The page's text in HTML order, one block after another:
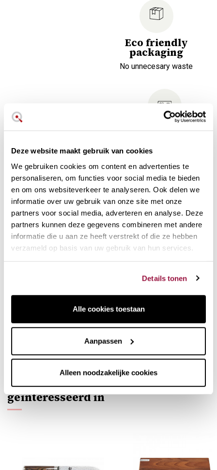
Deze website maakt gebruik van cookies
We gebruiken cookies om content en advertenties te
personaliseren, om functies voor social media te bieden
en om ons websiteverkeer te analyseren. Ook delen we
informatie over uw gebruik van onze site met onze
partners voor social media, adverteren en analyse. Deze
partners kunnen deze gegevens combineren met andere
informatie die u aan ze heeft verstrekt of die ze hebben
verzameld op basis van uw gebruik van hun services.
Details tonen
Alle cookies toestaan
Aanpassen
Alleen noodzakelijke cookies
Eco friendly
packaging
No unnecesary waste
Finance your
Choose the most
confortable fee for you
Set van stukken. Koksmes, Delicatessenmes en schilmes.
Serie voor fijnproevers.
2 jaar garantie. Zeven
dagen bedenktijd.
Klantenservice op ons telefoonnummer.
Chef + Koudsnijder + Schiller
of customers who bought this product.
Je bent misschien ook
geïnteresseerd in